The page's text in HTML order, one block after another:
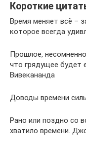
Короткие
Время меняет всё –
которое всегда
Прошлое,
что грядущее будет
Вивекананда
Доводы времени
Рано или поздно со
хватило времени.